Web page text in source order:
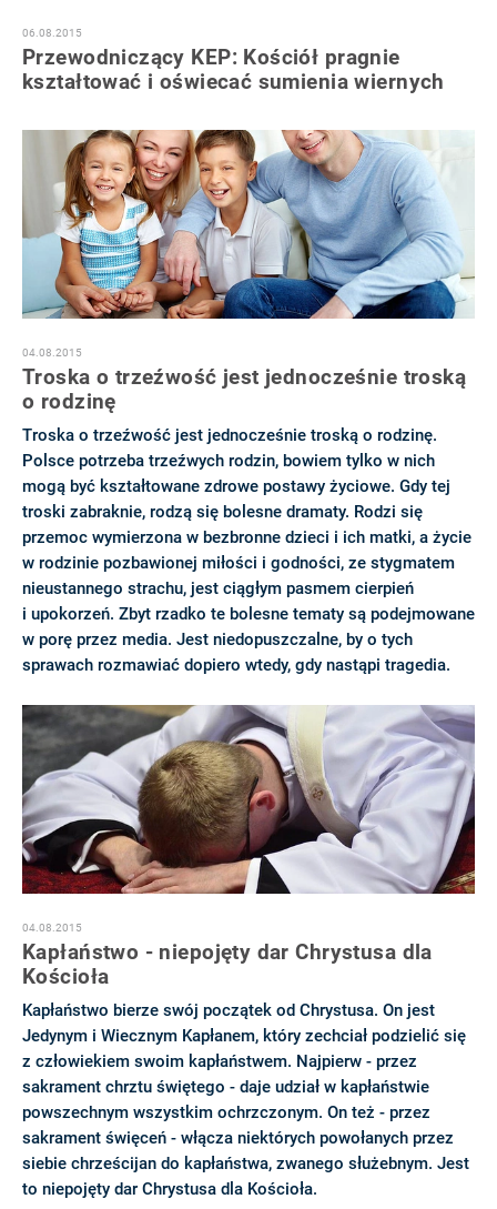
06.08.2015
Przewodniczący KEP: Kościół pragnie
kształtować i oświecać sumienia wiernych
04.08.2015
Troska o trzeźwość jest jednocześnie troską
o rodzinę
Troska o trzeźwość jest jednocześnie troską o rodzinę.
Polsce potrzeba trzeźwych rodzin, bowiem tylko w nich
mogą być kształtowane zdrowe postawy życiowe. Gdy tej
troski zabraknie, rodzą się bolesne dramaty. Rodzi się
przemoc wymierzona w bezbronne dzieci i ich matki, a życie
w rodzinie pozbawionej miłości i godności, ze stygmatem
nieustannego strachu, jest ciągłym pasmem cierpień
i upokorzeń. Zbyt rzadko te bolesne tematy są podejmowane
w porę przez media. Jest niedopuszczalne, by o tych
sprawach rozmawiać dopiero wtedy, gdy nastąpi tragedia.
04.08.2015
Kapłaństwo - niepojęty dar Chrystusa dla
Kościoła
Kapłaństwo bierze swój początek od Chrystusa. On jest
Jedynym i Wiecznym Kapłanem, który zechciał podzielić się
z człowiekiem swoim kapłaństwem. Najpierw - przez
sakrament chrztu świętego - daje udział w kapłaństwie
powszechnym wszystkim ochrzczonym. On też - przez
sakrament święceń - włącza niektórych powołanych przez
siebie chrześcijan do kapłaństwa, zwanego służebnym. Jest
to niepojęty dar Chrystusa dla Kościoła.